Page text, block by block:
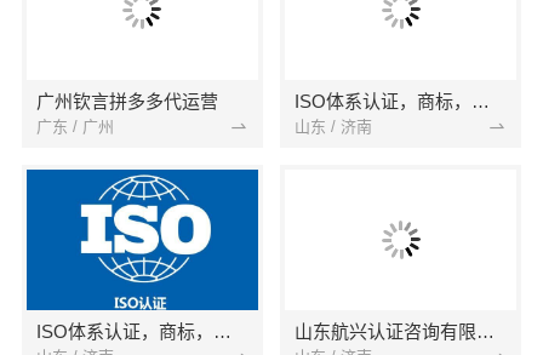
广州钦言拼多多代运营
广东 / 广州
ISO体系认证，商标，专利
山东 / 济南
ISO体系认证，商标，专利 山东航兴认证咨询有限公司